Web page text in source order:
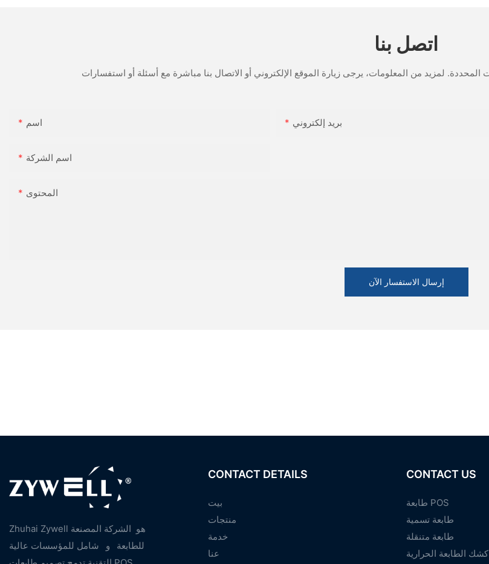
اتصل بنا
اسم بريد إلكتروني
اسم الشركة
المحتوى
إرسال الاستفسار الآن
Zhuhai Zywell هو الشركة المصنعة
للطابعة
و
شامل للمؤسسات عالية
CONTACT DETAILS
بيت
منتجات
خدمة
عنا
CONTACT US
طابعة POS
طابعة تسمية
طابعة متنقلة
كشك الطابعة الحرارية